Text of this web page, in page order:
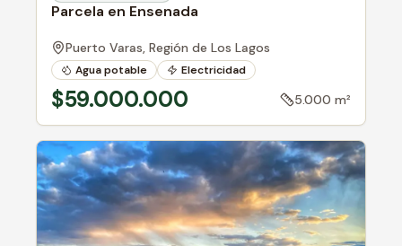
Parcela en Ensenada
Puerto Varas, Región de Los Lagos
Agua potable
Electricidad
Cerca de ciudad
$59.000.000 5.000 m²